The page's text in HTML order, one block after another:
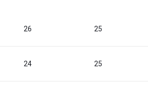
26 25
24 25